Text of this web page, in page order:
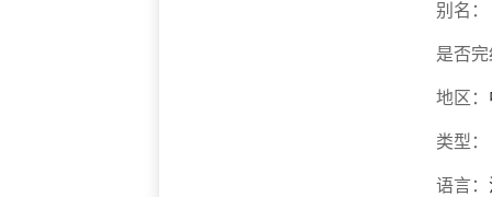
别名：
是否
地区：
类型：
语言：